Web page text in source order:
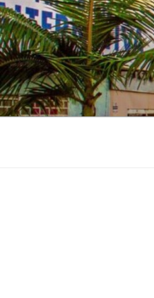
Pular
para
o
conteúdo